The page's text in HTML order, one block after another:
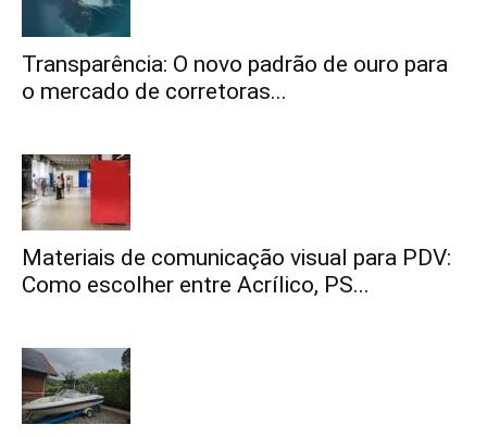
Transparência: O novo padrão de ouro para
o mercado de corretoras...
Materiais de comunicação visual para PDV:
Como escolher entre Acrílico, PS...